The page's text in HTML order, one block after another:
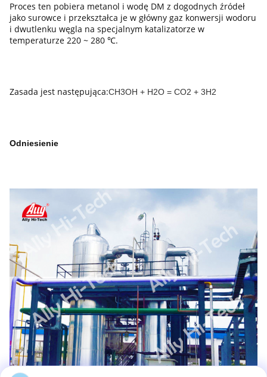
Proces ten pobiera metanol i wodę DM z dogodnych źródeł
jako surowce i przekształca je w główny gaz konwersji wodoru
i dwutlenku węgla na specjalnym katalizatorze w
temperaturze 220 ~ 280 ℃.
Zasada jest następująca:CH3OH + H2O = CO2 + 3H2
Odniesienie